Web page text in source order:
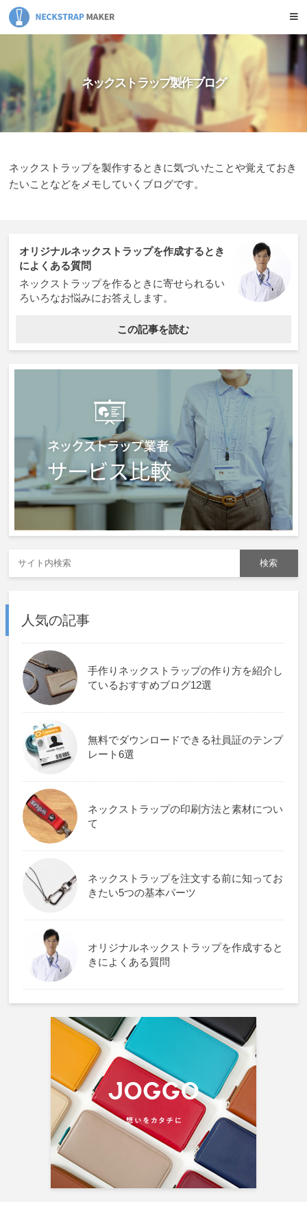
サービス比較
ネックストラップ作成ガイド
ネックストラップ製作ブログ
ネックストラップを製作するときに気づいたことや覚えておき
たいことなどをメモしていくブログです。
オリジナルネックストラップを作成するとき
によくある質問
ネックストラップを作るときに寄せられるい
ろいろなお悩みにお答えします。
この記事を読む
人気の記事
手作りネックストラップの作り方を紹介し
ているおすすめブログ12選
無料でダウンロードできる社員証のテンプ
レート6選
ネックストラップの印刷方法と素材につい
て
ネックストラップを注文する前に知ってお
きたい5つの基本パーツ
オリジナルネックストラップを作成すると
きによくある質問